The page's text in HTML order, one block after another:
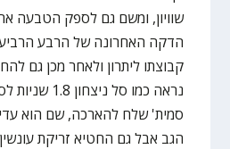
שוויון, ומשם גם לספק הטבעה
הדקה האחרונה של הרבע
קבוצתו ליתרון ולאחר מכן גם
נראה כמו סל
סמית' שלח להארכה, שם הוא
הגב אבל גם החטיא זריקת